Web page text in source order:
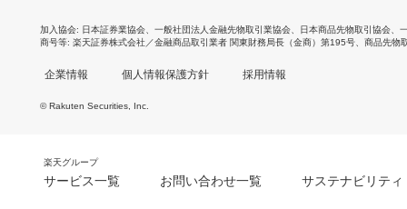
加入協会 日本証券業協会 一般社団法人金融先物取引業協会 日本商品先物取引協会
商号等 楽天証券株式会社／金融商品取引業者 関東財務局長（金商）第195号、商品先物
企業情報 個人情報保護方針 採用情報
© Rakuten Securities, Inc.
楽天グループ
サービス一覧 お問い合わせ一覧 サステナビリティ